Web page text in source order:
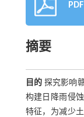
摘要
目的 探究影响
构建日降雨侵
特征，为减少